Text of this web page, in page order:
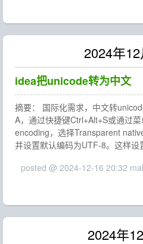
2024年
idea把unicode转为中文
摘要： 国际化需求，中文转
A，通过快捷键Ctrl+Alt+S或通过
encoding，选择Transparent
并设置默认编码为UTF-8。这样设
posted @ 2024-12-16 20:32
2024年